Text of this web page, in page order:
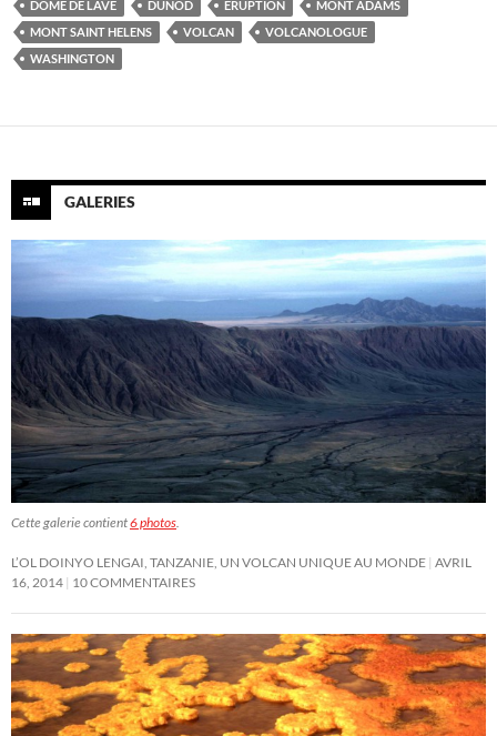
DÔME DE LAVE
DUNOD ÉRUPTION
MONT ADAMS
MONT SAINT HELENS
VOLCAN
VOLCANOLOGUE
WASHINGTON
GALERIES
Cette galerie contient6 photos
L’OL DOINYO LENGAI, TANZANIE, UN VOLCAN UNIQUE AU MONDE AVRIL
16, 2014 10 COMMENTAIRES